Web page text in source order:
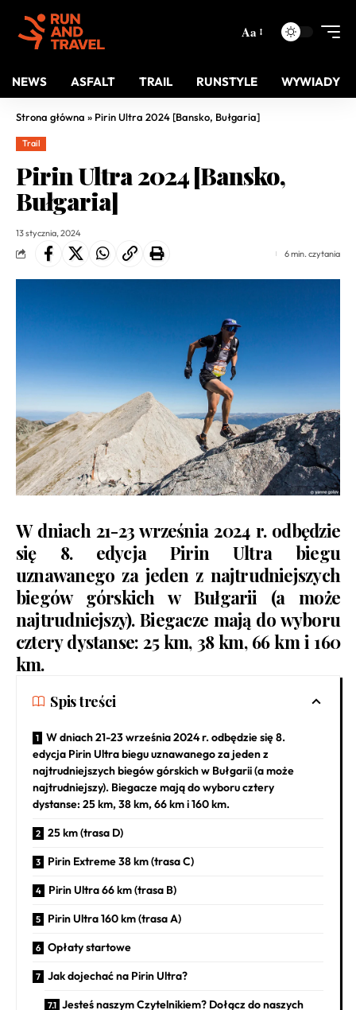
Aa
NEWS ASFALT TRAIL RUNSTYLE WYWIADY
Strona główna » Pirin Ultra 2024 [Bansko, Bułgaria]
Trail
Pirin Ultra 2024 [Bansko,
Bułgaria]
13 stycznia, 2024
6 min. czytania
W dniach 21-23 września 2024 r. odbędzie
się 8. edycja Pirin Ultra biegu
uznawanego za jeden z najtrudniejszych
biegów górskich w Bułgarii (a może
najtrudniejszy). Biegacze mają do wyboru
cztery dystanse: 25 km, 38 km, 66 km i 160
km.
Spis treści
W dniach 21-23 września 2024 r. odbędzie się 8.
edycja Pirin Ultra biegu uznawanego za jeden z
najtrudniejszych biegów górskich w Bułgarii (a może
najtrudniejszy). Biegacze mają do wyboru cztery
dystanse: 25 km, 38 km, 66 km i 160 km.
25 km (trasa D)
Pirin Extreme 38 km (trasa C)
Pirin Ultra 66 km (trasa B)
Pirin Ultra 160 km (trasa A)
Opłaty startowe
Jak dojechać na Pirin Ultra?
Jesteś naszym Czytelnikiem? Dołącz do naszych